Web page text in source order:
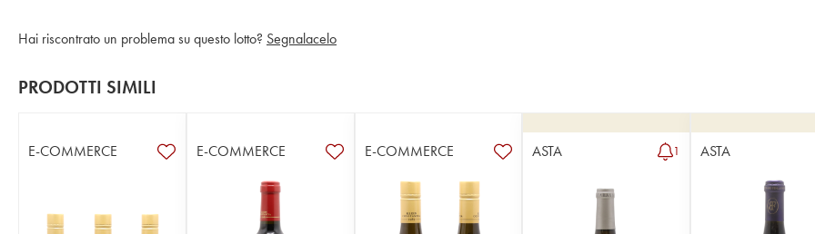
Hai riscontrato un problema su questo lotto? Segnalacelo
PRODOTTI SIMILI
E-COMMERCE E-COMMERCE E-COMMERCE ASTA 1 ASTA